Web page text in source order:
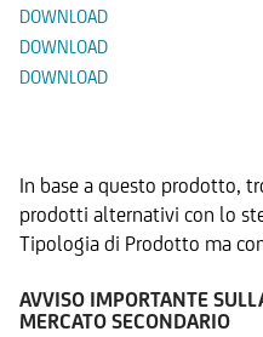
DOWNLOAD
DOWNLOAD
DOWNLOAD
In base a questo prodotto,
prodotti alternativi con lo
Tipologia di Prodotto ma
AVVISO IMPORTANTE
MERCATO SECONDARIO